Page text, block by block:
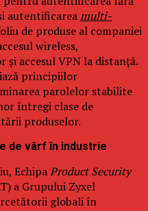
autentificareamulti-
de produse al companiei
wireless,
accesul VPN la distanță.
principiilor
parolelor stabilite
întregi clase de
produselor.
de vârf în industrie
EchipaProduct Security
a Grupului Zyxel
globali în